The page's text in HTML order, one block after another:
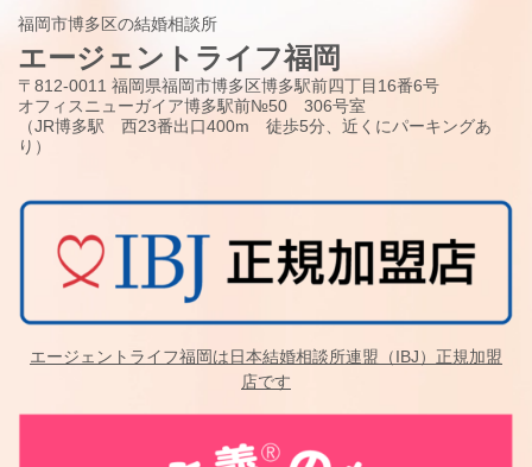
福岡市博多区の結婚相談所
エージェントライフ福岡
〒812-0011 福岡県福岡市博多区博多駅前四丁目16番6号
オフィスニューガイア博多駅前№50 306号室
（JR博多駅 西23番出口400m 徒歩5分、近くにパーキングあ
り）
エージェントライフ福岡は日本結婚相談所連盟（IBJ）正規加盟
店です